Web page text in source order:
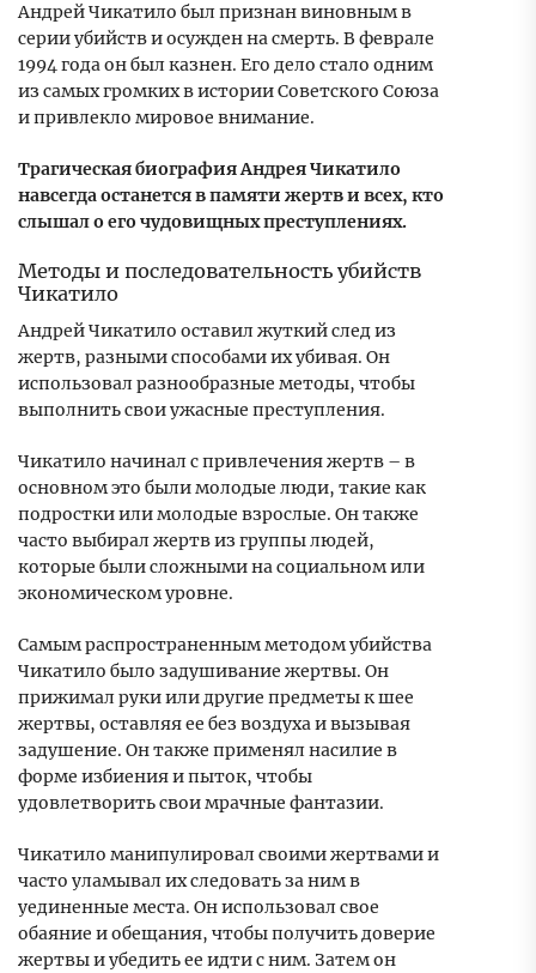
Андрей Чикатило был признан виновным в
серии убийств и осужден на смерть. В феврале
1994 года он был казнен. Его дело стало одним
из самых громких в истории Советского Союза
и привлекло мировое внимание.
Трагическая биография Андрея Чикатило
навсегда останется в памяти жертв и всех, кто
слышал о его чудовищных преступлениях.
Методы и последовательность убийств
Чикатило
Андрей Чикатило оставил жуткий след из
жертв, разными способами их убивая. Он
использовал разнообразные методы, чтобы
выполнить свои ужасные преступления.
Чикатило начинал с привлечения жертв – в
основном это были молодые люди, такие как
подростки или молодые взрослые. Он также
часто выбирал жертв из группы людей,
которые были сложными на социальном или
экономическом уровне.
Самым распространенным методом убийства
Чикатило было задушивание жертвы. Он
прижимал руки или другие предметы к шее
жертвы, оставляя ее без воздуха и вызывая
задушение. Он также применял насилие в
форме избиения и пыток, чтобы
удовлетворить свои мрачные фантазии.
Чикатило манипулировал своими жертвами и
часто уламывал их следовать за ним в
уединенные места. Он использовал свое
обаяние и обещания, чтобы получить доверие
жертвы и убедить ее идти с ним. Затем он